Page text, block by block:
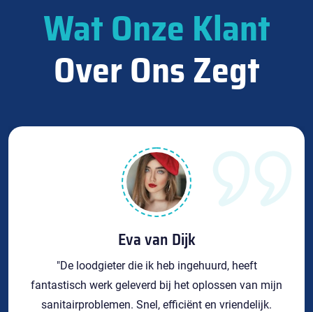
Wat Onze Klant
Over Ons Zegt
Eva van Dijk
"De loodgieter die ik heb ingehuurd, heeft
fantastisch werk geleverd bij het oplossen van mijn
sanitairproblemen. Snel, efficiënt en vriendelijk.